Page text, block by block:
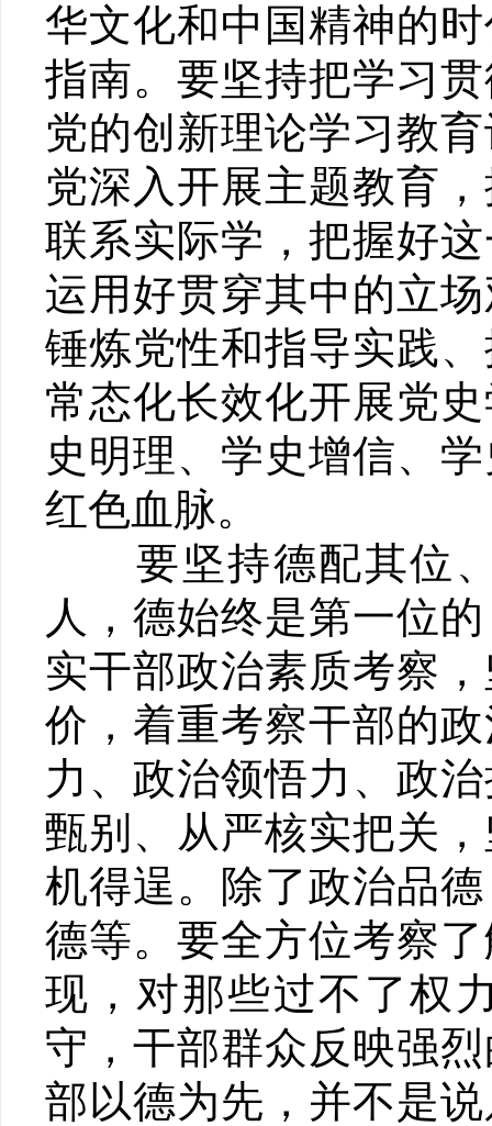
华文化和中国精神的
指南。要坚持把学习
党的创新理论学习教
党深入开展主题教育
联系实际学，把握好
运用好贯穿其中的立
锤炼党性和指导实践
常态化长效化开展党
史明理、学史增信、
红色血脉。
要坚持德配其位、
人，德始终是第一位
实干部政治素质考察
价，着重考察干部的
力、政治领悟力、政
甄别、从严核实把关
机得逞。除了政治品
德等。要全方位考察
现，对那些过不了权
守，干部群众反映强
部以德为先，并不是